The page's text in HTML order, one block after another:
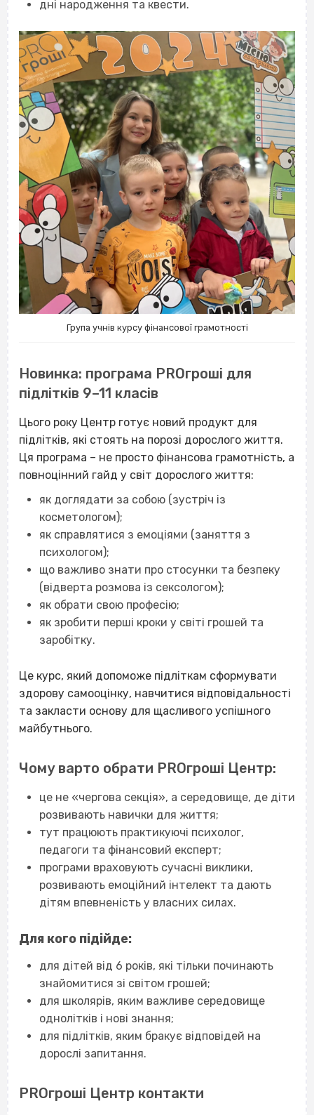
дні народження та квести.
Група учнів курсу фінансової грамотності
Новинка: програма PROгроші для
підлітків 9–11 класів
Цього року Центр готує новий продукт для
підлітків, які стоять на порозі дорослого життя.
Ця програма – не просто фінансова грамотність, а
повноцінний гайд у світ дорослого життя:
як доглядати за собою (зустріч із
косметологом);
як справлятися з емоціями (заняття з
психологом);
що важливо знати про стосунки та безпеку
(відверта розмова із сексологом);
як обрати свою професію;
як зробити перші кроки у світі грошей та
заробітку.
Це курс, який допоможе підліткам сформувати
здорову самооцінку, навчитися відповідальності
та закласти основу для щасливого успішного
майбутнього.
Чому варто обрати PROгроші Центр:
це не «чергова секція», а середовище, де діти
розвивають навички для життя;
тут працюють практикуючі психолог,
педагоги та фінансовий експерт;
програми враховують сучасні виклики,
розвивають емоційний інтелект та дають
дітям впевненість у власних силах.
Для кого підійде:
для дітей від 6 років, які тільки починають
знайомитися зі світом грошей;
для школярів, яким важливе середовище
однолітків і нові знання;
для підлітків, яким бракує відповідей на
дорослі запитання.
PROгроші Центр контакти